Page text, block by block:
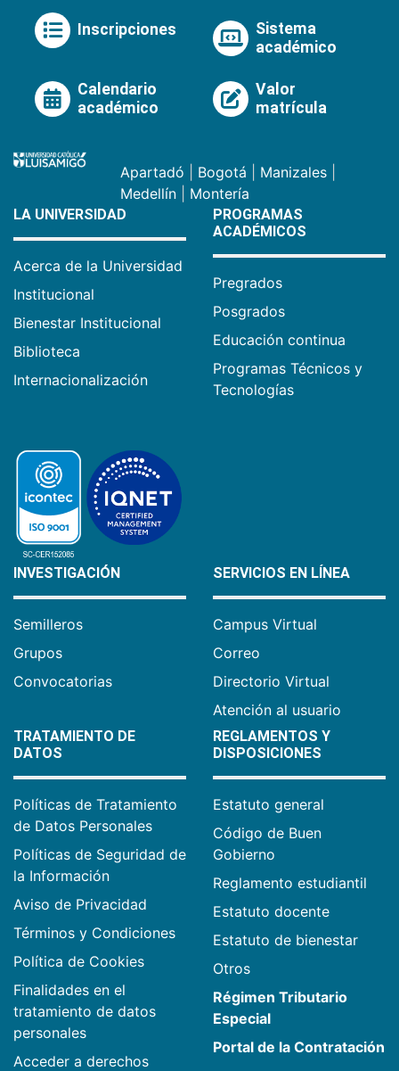
Inscripciones
Sistema
académico
Calendario
académico
Valor
matrícula
Apartadó Bogotá Manizales
Medellín
Montería
LA UNIVERSIDAD
Acerca de la Universidad
Institucional
Bienestar Institucional
Biblioteca
Internacionalización
PROGRAMAS
ACADÉMICOS
Pregrados
Posgrados
Educación continua
Programas Técnicos y
Tecnologías
INVESTIGACIÓN
Semilleros
Grupos
Convocatorias
SERVICIOS EN LÍNEA
Campus Virtual
Correo
Directorio Virtual
Atención al usuario
TRATAMIENTO DE
DATOS
Políticas de Tratamiento
de Datos Personales
Políticas de Seguridad de
la Información
Aviso de Privacidad
Términos y Condiciones
Política de Cookies
Finalidades en el
tratamiento de datos
personales
Acceder a derechos
REGLAMENTOS Y
DISPOSICIONES
Estatuto general
Código de Buen
Gobierno
Reglamento estudiantil
Estatuto docente
Estatuto de bienestar
Otros
Régimen Tributario
Especial
Portal de la Contratación